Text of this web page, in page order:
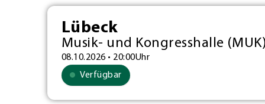
Lübeck
Musik- und Kongresshalle
08.10.2026 • 20:00Uhr
Verfügbar